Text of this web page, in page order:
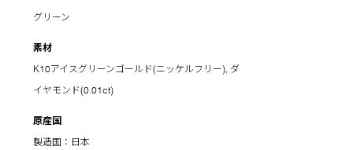
グリーン
素材
K10アイスグリーンゴールド(ニッケルフリー), ダ
イヤモンド(0.01ct)
原産国
製造国：日本